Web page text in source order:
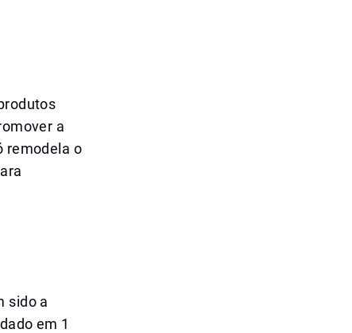
a
remodela o
sido a
em 1